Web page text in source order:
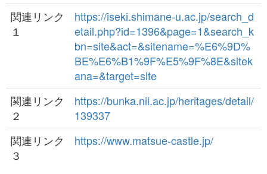
関連リンク
１
https://iseki.shimane-u.ac.jp/search_d
etail.php?id=1396&page=1&search_k
bn=site&act=&sitename=%E6%9D%
BE%E6%B1%9F%E5%9F%8E&sitek
ana=&target=site
関連リンク
２
https://bunka.nii.ac.jp/heritages/detail/
139337
関連リンク
３
https://www.matsue-castle.jp/